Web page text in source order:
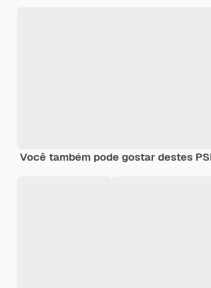
Você também pode gostar destes